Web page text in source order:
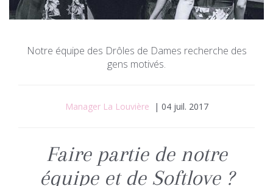
Notre équipe des Drôles de Dames recherche des
gens motivés.
Manager La Louvière | 04 juil. 2017
Faire partie de notre
équipe et de Softlove ?